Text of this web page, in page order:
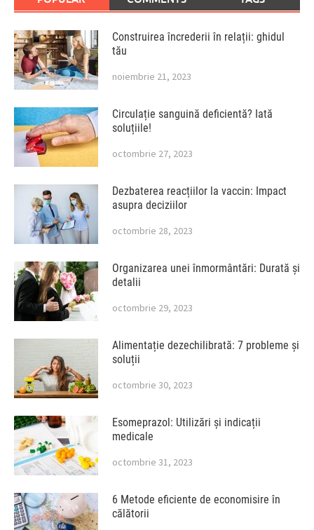
Construirea încrederii în relații: ghidul
tău
noiembrie 21, 2023
Circulație sanguină deficientă? Iată
soluțiile!
octombrie 27, 2023
Dezbaterea reacțiilor la vaccin: Impact
asupra deciziilor
octombrie 28, 2023
Organizarea unei înmormântări: Durată și
detalii
octombrie 29, 2023
Alimentație dezechilibrată: 7 probleme și
soluții
octombrie 30, 2023
Esomeprazol: Utilizări și indicații
medicale
octombrie 31, 2023
6 Metode eficiente de economisire în
călătorii